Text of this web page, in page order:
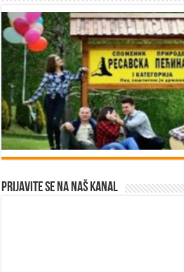
Prijavite se na naš kanal